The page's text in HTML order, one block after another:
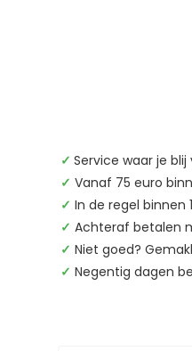
✓ Service waar je
✓ Vanaf 75 euro
✓ In de regel binnen
✓ Achteraf betalen
✓ Niet goed?
✓ Negentig dagen